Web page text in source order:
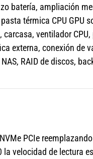
batería, ampliación
térmica CPU GPU
ventilador
externa, conexión de
RAID de discos,
PCIe
velocidad de lectura